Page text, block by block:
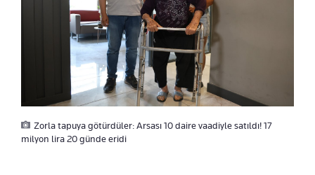
Zorla tapuya götürdüler: Arsası 10 daire vaadiyle satıldı! 17
milyon lira 20 günde eridi